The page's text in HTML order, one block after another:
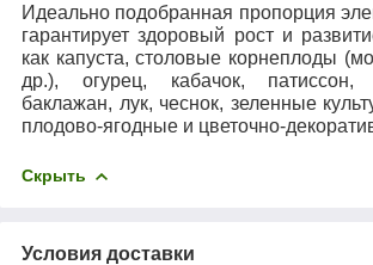
Идеально подобранная пропорция
гарантирует здоровый рост и
как капуста, столовые корнеплоды
др.), огурец, кабачок, патиссон,
баклажан, лук, чеснок, зеленные
плодово-ягодные и цветочно-
Скрыть
Условия доставки